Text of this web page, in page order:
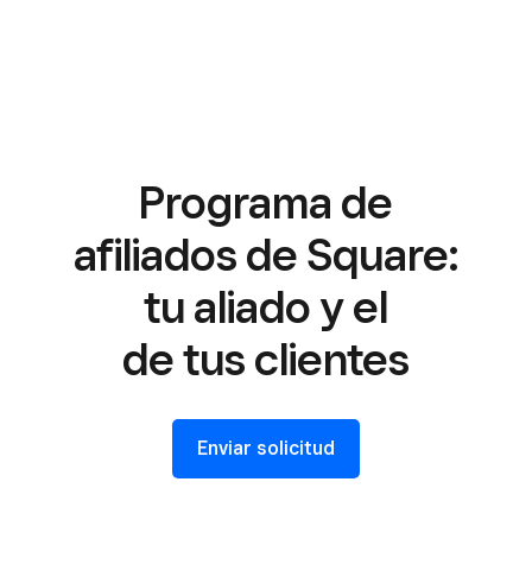
Programa de
afiliados de Square:
tu aliado y el
de tus clientes
Enviar solicitud